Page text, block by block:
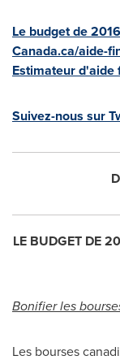
Le budget de 2016
Canada.ca/aide-
Estimateur d'aide
Suivez-nous sur
LE BUDGET DE
Bonifier les
Les bourses